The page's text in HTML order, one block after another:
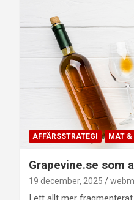
AFFÄRSSTRATEGI MAT &
Grapevine.se som
19 december, 2025